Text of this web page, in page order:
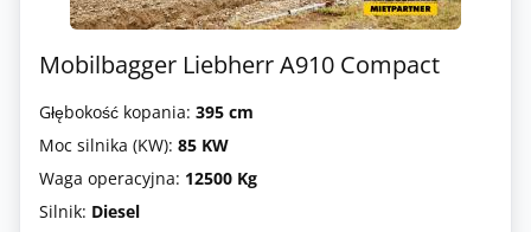
Mobilbagger Liebherr A910 Compact
Głębokość kopania: 395 cm
Moc silnika (KW): 85 KW
Waga operacyjna: 12500 Kg
Silnik: Diesel